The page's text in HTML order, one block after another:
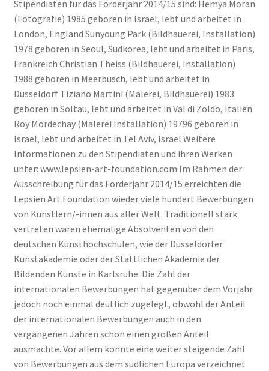
Stipendiaten für das Förderjahr 2014/15 sind: Hemya Moran
(Fotografie) 1985 geboren in Israel, lebt und arbeitet in
London, England Sunyoung Park (Bildhauerei, Installation)
1978 geboren in Seoul, Südkorea, lebt und arbeitet in Paris,
Frankreich Christian Theiss (Bildhauerei, Installation)
1988 geboren in Meerbusch, lebt und arbeitet in
Düsseldorf Tiziano Martini (Malerei, Bildhauerei) 1983
geboren in Soltau, lebt und arbeitet in Val di Zoldo, Italien
Roy Mordechay (Malerei Installation) 19796 geboren in
Israel, lebt und arbeitet in Tel Aviv, Israel Weitere
Informationen zu den Stipendiaten und ihren Werken
unter: www.lepsien-art-foundation.com Im Rahmen der
Ausschreibung für das Förderjahr 2014/15 erreichten die
Lepsien Art Foundation wieder viele hundert Bewerbungen
von Künstlern/-innen aus aller Welt. Traditionell stark
vertreten waren ehemalige Absolventen von den
deutschen Kunsthochschulen, wie der Düsseldorfer
Kunstakademie oder der Stattlichen Akademie der
Bildenden Künste in Karlsruhe. Die Zahl der
internationalen Bewerbungen hat gegenüber dem Vorjahr
jedoch noch einmal deutlich zugelegt, obwohl der Anteil
der internationalen Bewerbungen auch in den
vergangenen Jahren schon einen großen Anteil
ausmachte. Vor allem konnte eine weiter steigende Zahl
von Bewerbungen aus dem südlichen Europa verzeichnet